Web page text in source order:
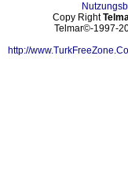
Copy Right
Telmar©-1997-
http://